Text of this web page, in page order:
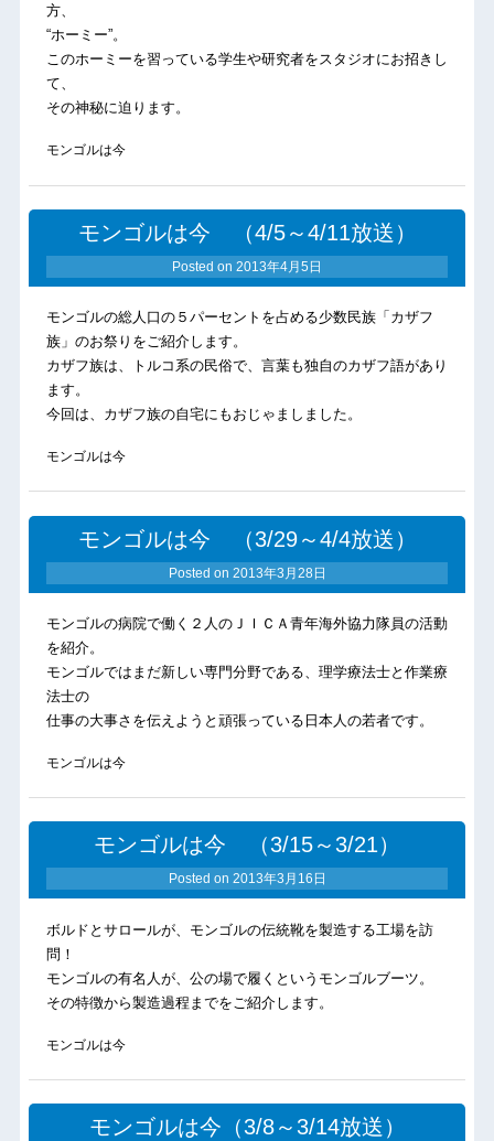
方、
“ホーミー”。
このホーミーを習っている学生や研究者をスタジオにお招きし
て、
その神秘に迫ります。
モンゴルは今
モンゴルは今 （4/5～4/11放送）
Posted on 2013年4月5日
モンゴルの総人口の５パーセントを占める少数民族「カザフ
族」のお祭りをご紹介します。
カザフ族は、トルコ系の民俗で、言葉も独自のカザフ語があり
ます。
今回は、カザフ族の自宅にもおじゃましました。
モンゴルは今
モンゴルは今 （3/29～4/4放送）
Posted on 2013年3月28日
モンゴルの病院で働く２人のＪＩＣＡ青年海外協力隊員の活動
を紹介。
モンゴルではまだ新しい専門分野である、理学療法士と作業療
法士の
仕事の大事さを伝えようと頑張っている日本人の若者です。
モンゴルは今
モンゴルは今 （3/15～3/21）
Posted on 2013年3月16日
ボルドとサロールが、モンゴルの伝統靴を製造する工場を訪
問！
モンゴルの有名人が、公の場で履くというモンゴルブーツ。
その特徴から製造過程までをご紹介します。
モンゴルは今
モンゴルは今（3/8～3/14放送）